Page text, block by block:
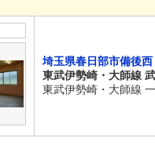
埼玉県春日部市備後西
東武伊勢崎・大師線
東武伊勢崎・大師線